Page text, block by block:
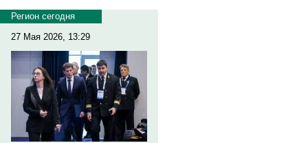
Регион сегодня
27 Мая 2026, 13:29